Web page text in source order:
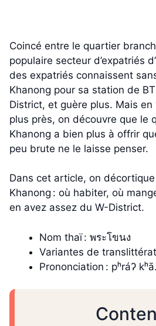
Coincé entre le quartier
populaire secteur d’expatriés
des expatriés connaissent
Khanong pour sa station de
District, et guère plus. Mais en
plus près, on découvre que le
Khanong a bien plus à offrir
peu brute ne le laisse penser.
Dans cet article, on
Khanong : où habiter, où
en avez assez du W-District.
Nom thaï : พระโขนง
Variantes de
Prononciation : pʰráʔ